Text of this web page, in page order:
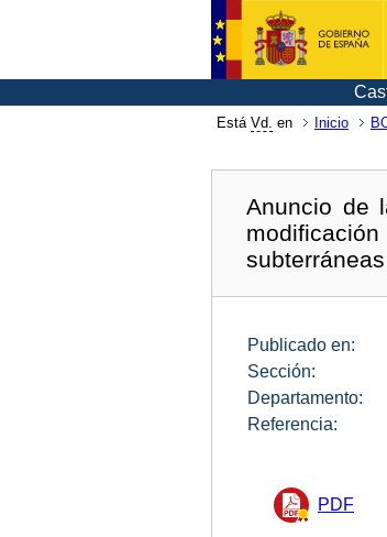
Está Vd. en Inicio
Anuncio de
Publicado en:
Sección:
Departamento:
Referencia:
PDF